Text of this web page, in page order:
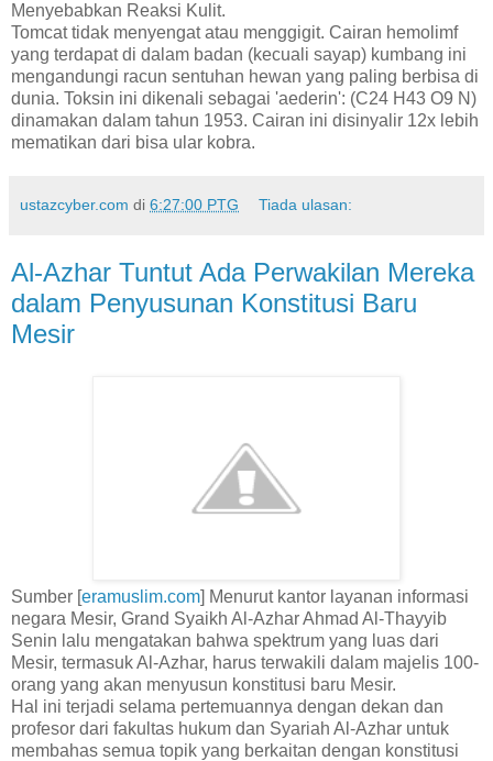
Menyebabkan Reaksi Kulit.
Tomcat tidak menyengat atau menggigit. Cairan hemolimf
yang terdapat di dalam badan (kecuali sayap) kumbang ini
mengandungi racun sentuhan hewan yang paling berbisa di
dunia. Toksin ini dikenali sebagai 'aederin': (C24 H43 O9 N)
dinamakan dalam tahun 1953. Cairan ini disinyalir 12x lebih
mematikan dari bisa ular kobra.
ustazcyber.com di 6:27:00 PTG Tiada ulasan:
Al-Azhar Tuntut Ada Perwakilan Mereka
dalam Penyusunan Konstitusi Baru
Mesir
Sumber [eramuslim.com] Menurut kantor layanan informasi
negara Mesir, Grand Syaikh Al-Azhar Ahmad Al-Thayyib
Senin lalu mengatakan bahwa spektrum yang luas dari
Mesir, termasuk Al-Azhar, harus terwakili dalam majelis 100-
orang yang akan menyusun konstitusi baru Mesir.
Hal ini terjadi selama pertemuannya dengan dekan dan
profesor dari fakultas hukum dan Syariah Al-Azhar untuk
membahas semua topik yang berkaitan dengan konstitusi